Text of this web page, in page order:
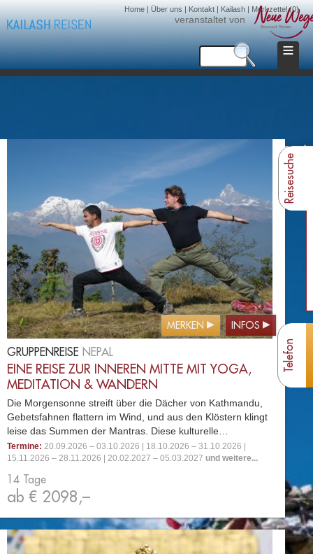
UNSERE
DER HIMMEL ZUM
veranstaltet von
Home | Über uns | Kontakt | Kailash | Merkzettel (0)
≡
GRUPPENREISE NEPAL
EINE REISE ZUR INNEREN MITTE MIT YOGA,
MEDITATION & WANDERN
Die Morgensonne streift über die Dächer von Kathmandu,
Gebetsfahnen flattern im Wind, und aus den Klöstern klingt
leise das Summen der Mantras. Diese kulturelle…
Termine:20.09.2026 – 03.10.2026 | 18.10.2026 – 31.10.2026 |
15.11.2026 – 28.11.2026 | 20.02.2027 – 05.03.2027und weitere...
14 Tage
ab € 2098,–
MERKEN INFOS
Reisesuche
Telefon